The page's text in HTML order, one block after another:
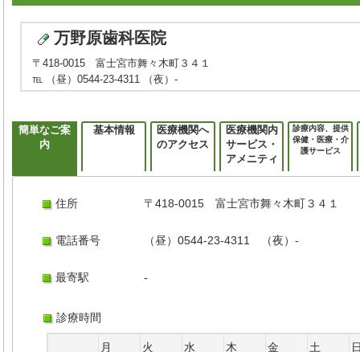
万野原歯科医院
〒418-0015 富士宮市舞々木町３４１
℡ （昼）0544-23-4311 （夜）-
簡単なご案
内
基本情報
医療機関へ
のアクセス
医療機関内
サービス・
アメニティ
診療内容、提供
保健・医療・介
護サービス
住所 〒418-0015 富士宮市舞々木町３４１
電話番号 （昼）0544-23-4311 （夜）-
最寄駅 -
診療時間
月 火 水 木 金 土